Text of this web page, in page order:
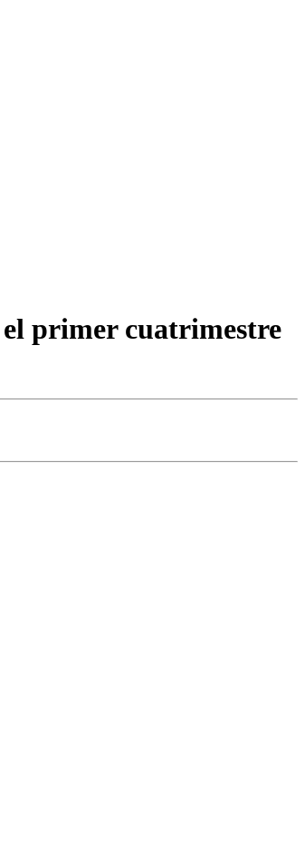
primer cuatrimestre